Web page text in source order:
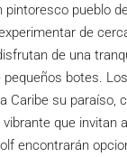
pintoresco pueblo
de
de una
pequeños botes.
Caribe su paraíso,
que invitan
encontrarán